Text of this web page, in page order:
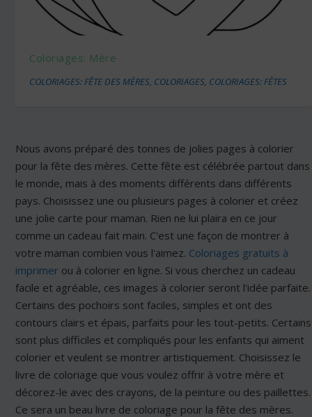
Coloriages: Mère
COLORIAGES: FÊTE DES MÈRES, COLORIAGES, COLORIAGES: FÊTES
Nous avons préparé des tonnes de jolies pages à colorier
pour la fête des mères. Cette fête est célébrée partout dans
le monde, mais à des moments différents dans différents
pays. Choisissez une ou plusieurs pages à colorier et créez
une jolie carte pour maman. Rien ne lui plaira en ce jour
comme un cadeau fait main. C'est une façon de montrer à
votre maman combien vous l'aimez. Coloriages gratuits à
imprimer ou à colorier en ligne. Si vous cherchez un cadeau
facile et agréable, ces images à colorier seront l'idée parfaite.
Certains des pochoirs sont faciles, simples et ont des
contours clairs et épais, parfaits pour les tout-petits. Certains
sont plus difficiles et compliqués pour les enfants qui aiment
colorier et veulent se montrer artistiquement. Choisissez le
livre de coloriage que vous voulez offrir à votre mère et
décorez-le avec des crayons, de la peinture ou des paillettes.
Ce sera un beau livre de coloriage pour la fête des mères.